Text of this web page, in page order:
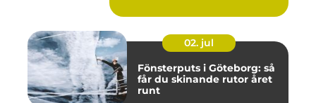
02. jul
Fönsterputs i Göteborg: så
får du skinande rutor året
runt